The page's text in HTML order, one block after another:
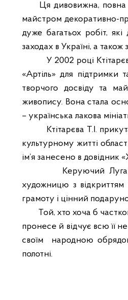
Ця дивовижна, повна
майстром декоративно-
дуже багатьох робіт,
заходах в Україні, а також
У 2002 році
«Артіль» для підтримки
творчого досвіду та
живопису. Вона стала
– українська лакова
Ктітарєва Т.І.
культурному житті
ім’я занесено в довідник
Керуючий
художницю з відкриттям
грамоту і цінний
Той, хто хоча б
пронесе й відчує всю її
своїм
народною
полотні.